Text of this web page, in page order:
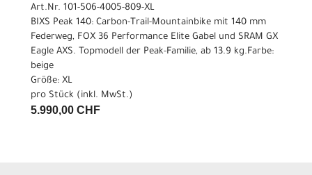
Art.Nr. 101-506-4005-809-XL
BIXS Peak 140: Carbon-Trail-Mountainbike mit 140 mm
Federweg, FOX 36 Performance Elite Gabel und SRAM GX
Eagle AXS. Topmodell der Peak-Familie, ab 13.9 kg.Farbe:
beige
Größe: XL
pro Stück (inkl. MwSt.)
5.990,00 CHF